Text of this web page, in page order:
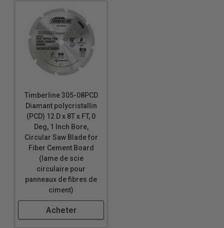
Timberline 305-08PCD
Diamant polycristallin
(PCD) 12 D x 8T x FT, 0
Deg, 1 Inch Bore,
Circular Saw Blade for
Fiber Cement Board
(lame de scie
circulaire pour
panneaux de fibres de
ciment)
Acheter